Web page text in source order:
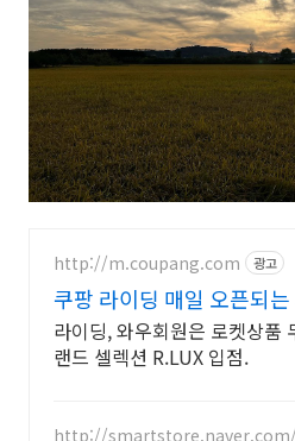
http://m.coupang.com 광고
쿠팡 라이딩 매일 오픈되
라이딩, 와우회원은 로켓상품
랜드 셀렉션 R.LUX 입점.
http://